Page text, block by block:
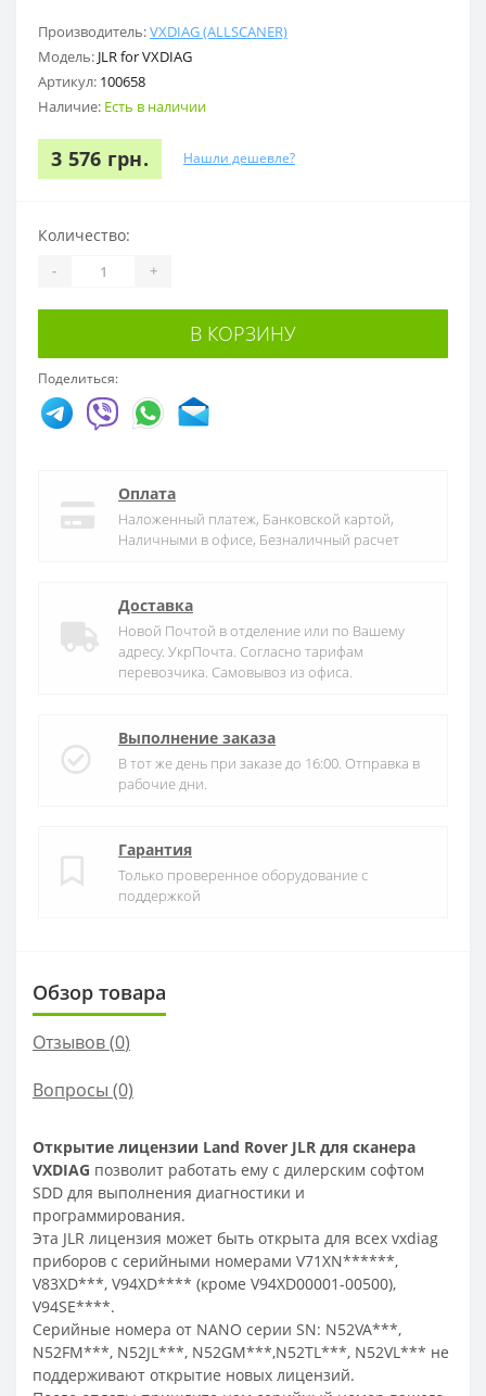
Производитель:VXDIAG (ALLSCANER)
Модель: JLR for VXDIAG
Артикул: 100658
Наличие: Есть в наличии
3 576 грн. Нашли дешевле?
Количество:
- +
В КОРЗИНУ
Поделиться:
Оплата
Наложенный платеж, Банковской картой,
Наличными в офисе, Безналичный расчет
Доставка
Новой Почтой в отделение или по Вашему
адресу. УкрПочта. Согласно тарифам
перевозчика. Самовывоз из офиса.
Выполнение заказа
В тот же день при заказе до 16:00. Отправка в
рабочие дни.
Гарантия
Только проверенное оборудование с
поддержкой
Обзор товара
Отзывов (0)
Вопросы (0)
Открытие лицензии Land Rover JLR для сканера
VXDIAG позволит работать ему с дилерским софтом
SDD для выполнения диагностики и
программирования.
Эта JLR лицензия может быть открыта для всех vxdiag
приборов с серийными номерами V71XN******,
V83XD***, V94XD**** (кроме V94XD00001-00500),
V94SE****.
Серийные номера от NANO серии SN: N52VA***,
N52FM***, N52JL***, N52GM***,N52TL***, N52VL*** не
поддерживают открытие новых лицензий.